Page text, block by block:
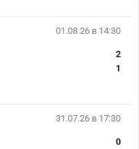
01.08.26 в 14:30
2
1
31.07.26 в 17:30
0